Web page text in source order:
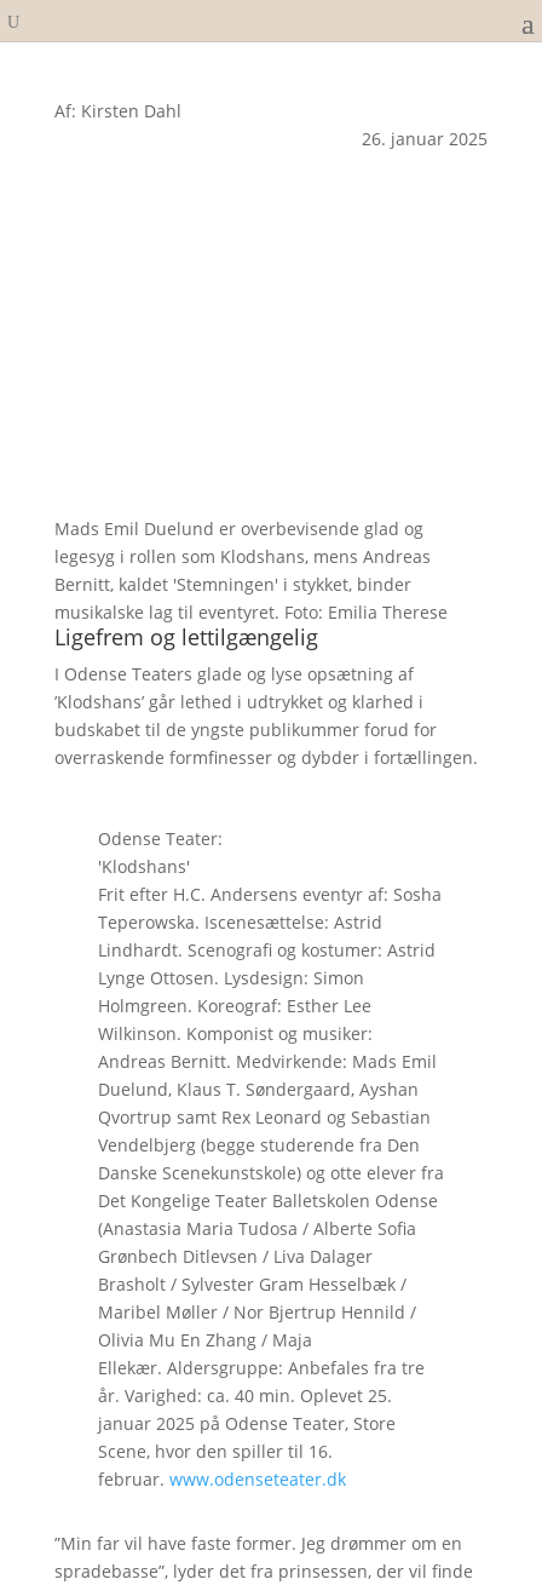
Af: Kirsten Dahl
26. januar 2025
Mads Emil Duelund er overbevisende glad og
legesyg i rollen som Klodshans, mens Andreas
Bernitt, kaldet 'Stemningen' i stykket, binder
musikalske lag til eventyret. Foto: Emilia Therese
Ligefrem og lettilgængelig
I Odense Teaters glade og lyse opsætning af
’Klodshans’ går lethed i udtrykket og klarhed i
budskabet til de yngste publikummer forud for
overraskende formfinesser og dybder i fortællingen.
Odense Teater:
'Klodshans'
Frit efter H.C. Andersens eventyr af: Sosha
Teperowska. Iscenesættelse: Astrid
Lindhardt. Scenografi og kostumer: Astrid
Lynge Ottosen. Lysdesign: Simon
Holmgreen. Koreograf: Esther Lee
Wilkinson. Komponist og musiker:
Andreas Bernitt. Medvirkende: Mads Emil
Duelund, Klaus T. Søndergaard, Ayshan
Qvortrup samt Rex Leonard og Sebastian
Vendelbjerg (begge studerende fra Den
Danske Scenekunstskole) og otte elever fra
Det Kongelige Teater Balletskolen Odense
(Anastasia Maria Tudosa / Alberte Sofia
Grønbech Ditlevsen / Liva Dalager
Brasholt / Sylvester Gram Hesselbæk /
Maribel Møller / Nor Bjertrup Hennild /
Olivia Mu En Zhang / Maja
Ellekær. Aldersgruppe: Anbefales fra tre
år. Varighed: ca. 40 min. Oplevet 25.
januar 2025 på Odense Teater, Store
Scene, hvor den spiller til 16.
februar. www.odenseteater.dk
”Min far vil have faste former. Jeg drømmer om en
spradebasse”, lyder det fra prinsessen, der vil finde